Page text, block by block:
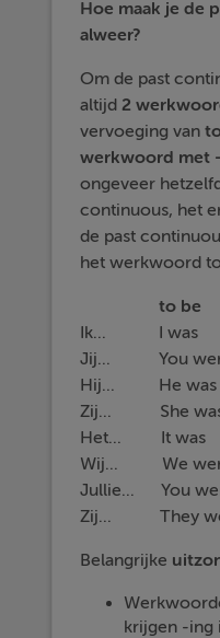
Hoe maak je de
alweer?
Om de past
altijd 2
vervoeging van
werkwoord met
ongeveer
continuous, het
de past
het werkwoord
to be
Ik... I
Jij... You
Hij... He
Zij... She
Het... It
Wij... We
Jullie... You
Zij... They
Belangrijke
krijgen -ing